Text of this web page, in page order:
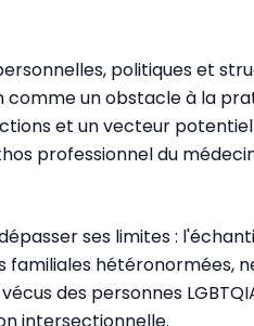
politiques et
un obstacle à la
et un vecteur
professionnel du
ses limites :
familiales hétéronormées,
des personnes